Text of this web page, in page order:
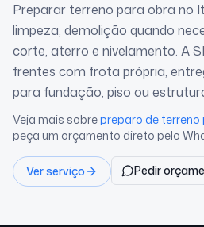
Preparar terreno para obra no
limpeza, demolição quando
corte, aterro e nivelamento. A
frentes com frota própria,
para fundação, piso ou
Veja mais sobrepreparo de terreno
peça um orçamento direto pelo
Ver serviço Pedir